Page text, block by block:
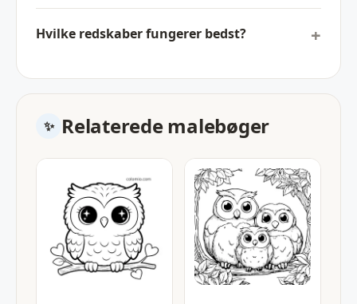
Hvilke redskaber fungerer bedst?
Relaterede malebøger